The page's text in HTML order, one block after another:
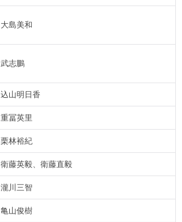
大島美和
武志鵬
込山明日香
重冨英里
栗林裕紀
衛藤英毅、衛藤直毅
瀧川三智
亀山俊樹